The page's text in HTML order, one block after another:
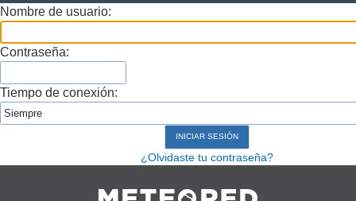
Nombre de usuario:
Contraseña:
Tiempo de conexión:
¿Olvidaste tu contraseña?